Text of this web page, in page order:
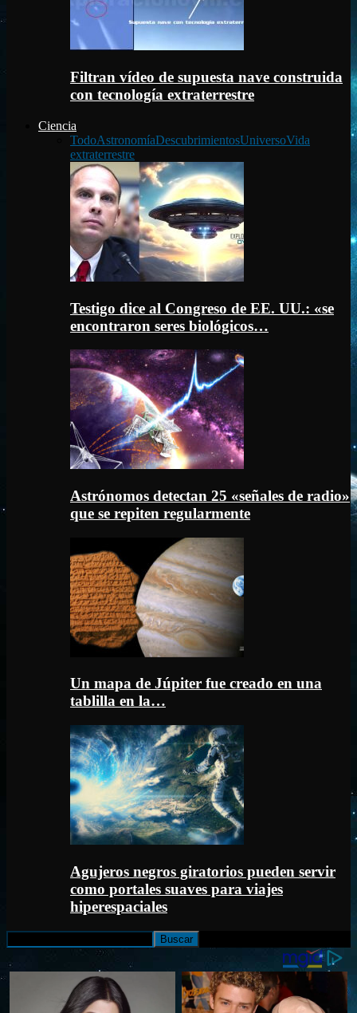
Filtran vídeo de supuesta nave construida
con tecnología extraterrestre
Ciencia
TodoAstronomíaDescubrimientosUniversoVida
extraterrestre
Testigo dice al Congreso de EE. UU.: «se
encontraron seres biológicos…
Astrónomos detectan 25 «señales de radio»
que se repiten regularmente
Un mapa de Júpiter fue creado en una
tablilla en la…
Agujeros negros giratorios pueden servir
como portales suaves para viajes
hiperespaciales